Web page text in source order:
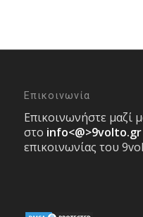
Επικοινωνία
Επικοινωνήστε μαζί
στο info<@>9volto.gr
επικοινωνίας του